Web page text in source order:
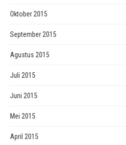
Oktober 2015
September 2015
Agustus 2015
Juli 2015
Juni 2015
Mei 2015
April 2015